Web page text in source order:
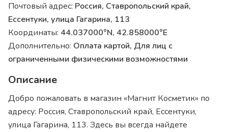
Почтовый адрес: Россия, Ставропольский край,
Ессентуки, улица Гагарина, 113
Координаты: 44.037000°N, 42.858000°E
Дополнительно: Оплата картой, Для лиц с
ограниченными физическими возможностями
Описание
Добро пожаловать в магазин «Магнит Косметик» по
адресу: Россия, Ставропольский край, Ессентуки,
улица Гагарина, 113. Здесь вы всегда найдете